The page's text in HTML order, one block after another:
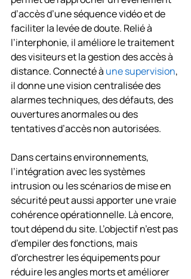
d’accès d’une séquence vidéo et de
faciliter la levée de doute. Relié à
l’interphonie, il améliore le traitement
des visiteurs et la gestion des accès à
distance. Connecté à une supervision,
il donne une vision centralisée des
alarmes techniques, des défauts, des
ouvertures anormales ou des
tentatives d’accès non autorisées.
Dans certains environnements,
l’intégration avec les systèmes
intrusion ou les scénarios de mise en
sécurité peut aussi apporter une vraie
cohérence opérationnelle. Là encore,
tout dépend du site. L’objectif n’est pas
d’empiler des fonctions, mais
d’orchestrer les équipements pour
réduire les angles morts et améliorer